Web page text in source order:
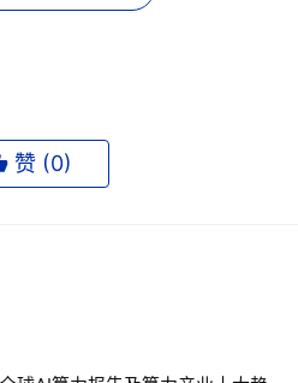
准理解用户的模糊意图，并准确
为用户提供车辆控制、主动对
能汽车领域的普及。
的进化。未来，吉利将继续深化
步优化大模型的训练与应用场
赞 (0)